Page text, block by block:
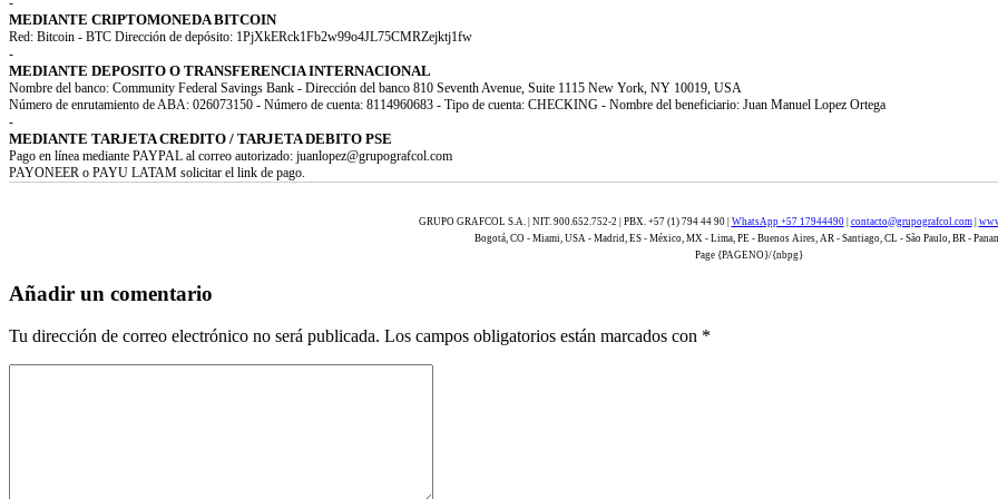
MEDIANTE CRIPTOMONEDA BITCOIN
Red: Bitcoin - BTC Dirección de depósito: 1PjXkERck1Fb2w99o4JL75CMRZejktj1fw
-
MEDIANTE DEPOSITO O TRANSFERENCIA INTERNACIONAL
Nombre del banco: Community Federal Savings Bank - Dirección del banco 810 Seventh Avenue, Suite 1115 New York, NY 10019, USA
Número de enrutamiento de ABA: 026073150 - Número de cuenta: 8114960683 - Tipo de cuenta: CHECKING - Nombre del beneficiario: Juan Manuel Lopez Ortega
-
MEDIANTE TARJETA CREDITO / TARJETA DEBITO PSE
Pago en línea mediante PAYPAL al correo autorizado: juanlopez@grupografcol.com
PAYONEER o PAYU LATAM solicitar el link de pago.
GRUPO GRAFCOL S.A. | NIT. 900.652.752-2 | PBX. +57 (1) 794 44 90 | WhatsApp +57 17944490| contacto@grupografcol.com|
Bogotá, CO - Miami, USA - Madrid, ES - México, MX - Lima, PE - Buenos Aires, AR - Santiago, CL - São Paulo, BR -
Page {PAGENO}/{nbpg}
Añadir un comentario
Tu dirección de correo electrónico no será publicada. Los campos obligatorios están marcados con *